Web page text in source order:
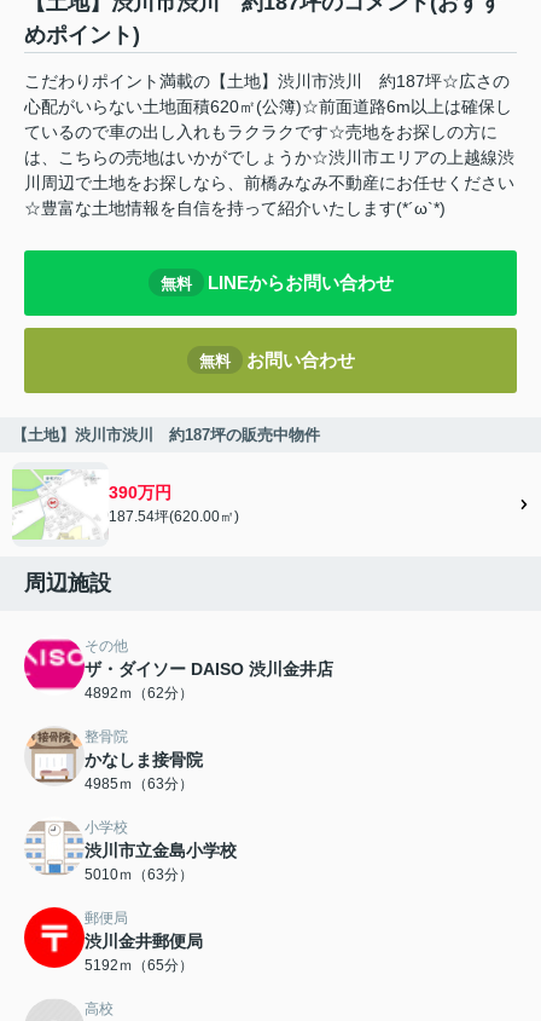
めポイント)
こだわりポイント満載の【土地】渋川市渋川 約187坪☆広さの
心配がいらない土地面積620㎡(公簿)☆前面道路6m以上は確保し
ているので車の出し入れもラクラクです☆売地をお探しの方に
は、こちらの売地はいかがでしょうか☆渋川市エリアの上越線渋
川周辺で土地をお探しなら、前橋みなみ不動産にお任せください
☆豊富な土地情報を自信を持って紹介いたします(*´ω`*)
無料 LINEからお問い合わせ
無料 お問い合わせ
【土地】渋川市渋川 約187坪の販売中物件
390万円
187.54坪(620.00㎡)
周辺施設
その他
ザ・ダイソー DAISO 渋川金井店
4892ｍ（62分）
整骨院
かなしま接骨院
4985ｍ（63分）
小学校
渋川市立金島小学校
5010ｍ（63分）
郵便局
渋川金井郵便局
5192ｍ（65分）
高校